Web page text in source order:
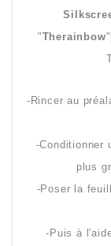
"Therainbow
-Rincer au
-Conditionner
plus
-Poser la
-Puis à